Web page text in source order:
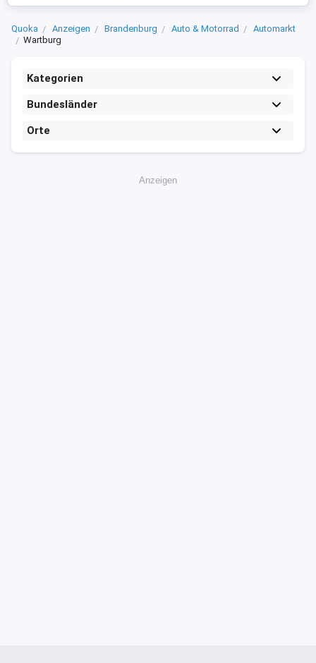
Quoka Anzeigen Brandenburg Auto & Motorrad
Automarkt
Wartburg
Kategorien
Bundesländer
Orte
Anzeigen